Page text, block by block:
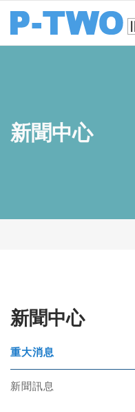
新聞中心
新聞中心
重大消息
新聞訊息